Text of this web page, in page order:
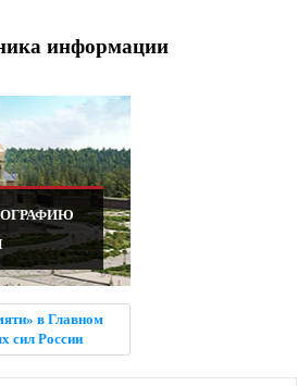
информации
в Главном
сил России